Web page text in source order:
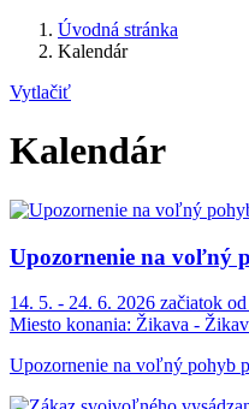
Úvodná stránka
Kalendár
Vytlačiť
Kalendár
Upozornenie na voľný
14. 5. - 24. 6. 2026 začiatok
Miesto konania: Žikava -
Upozornenie na voľný pohyb